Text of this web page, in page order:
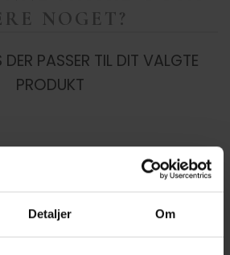
Detaljer Om
NOGET?
DER PASSER TIL DIT VALGTE
PRODUKT
ønskeliste